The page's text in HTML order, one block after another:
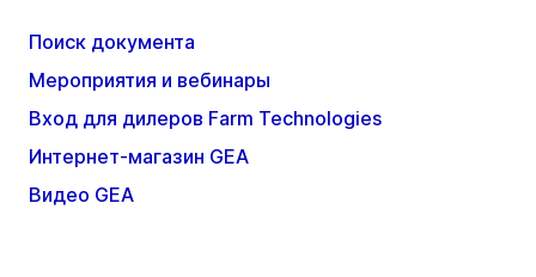
Поиск документа
Мероприятия и вебинары
Вход для дилеров Farm Technologies
Интернет-магазин GEA
Видео GEA